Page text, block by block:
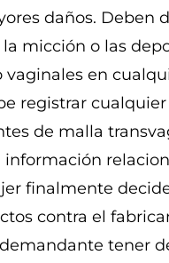
daños. Deben
micción o las
en
registrar
de malla
finalmente
contra el
tener